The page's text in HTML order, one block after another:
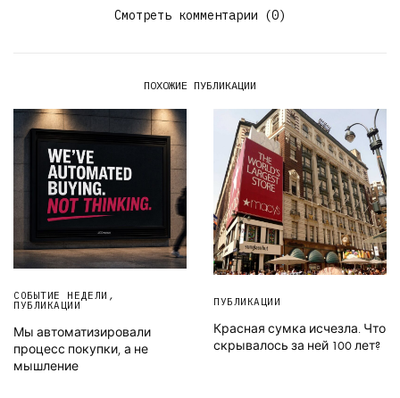
Смотреть комментарии (0)
ПОХОЖИЕ ПУБЛИКАЦИИ
СОБЫТИЕ НЕДЕЛИ ,
ПУБЛИКАЦИИ
Мы автоматизировали
процесс покупки, а не
мышление
ПУБЛИКАЦИИ
Красная сумка исчезла. Что
скрывалось за ней 100 лет?